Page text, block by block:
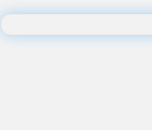
Đang lắp